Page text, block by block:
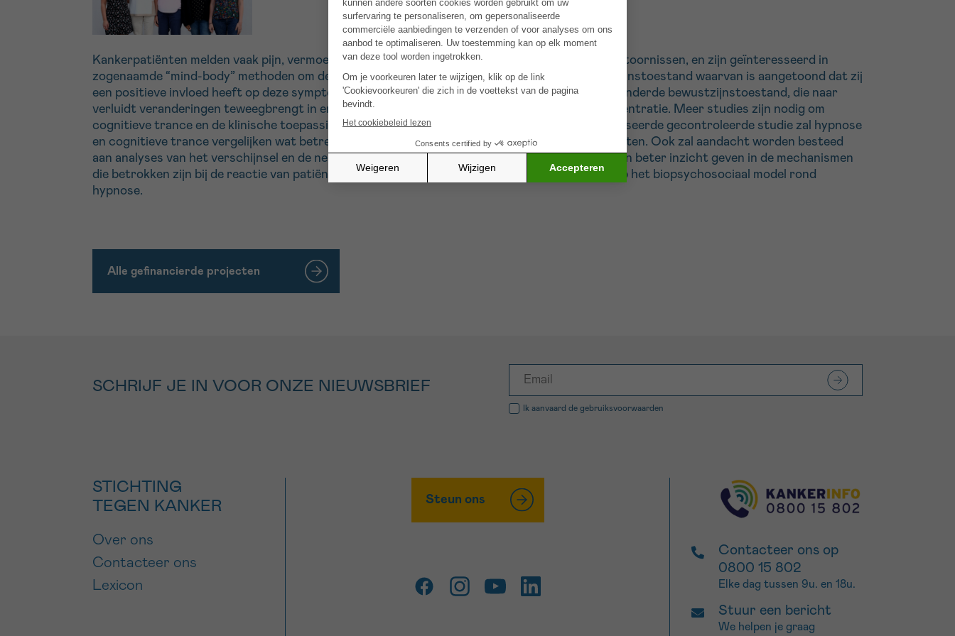
Kankerpatiënten melden vaak pijn, vermoeidheid, slaapproblemen, emotioneel leed, cognitieve stoornissen, en zijn geïnteresseerd in
zogenaamde “mind-body” methoden om deze te verlichten. Hypnose is een gewijzigde bewustzijnstoestand waarvan is aangetoond dat zij
een positieve invloed heeft op deze symptomen. Cognitieve trance is een andere vorm van veranderde bewustzijnstoestand, die naar
verluidt veranderingen teweegbrengt in emotionele regulatie, pijnperceptie, aandacht en concentratie. Meer studies zijn nodig om
cognitieve trance en de klinische toepassingen ervan beter te karakteriseren. Onze gerandomiseerde gecontroleerde studie zal hypnose
en cognitieve trance vergelijken wat betreft de voordelen voor de levenskwaliteit van de patiënten. Ook zal aandacht worden besteed
aan analyses van het verschijnsel en de neurofysiologischeaspecten ervan. Tenslotte zal het een beter inzicht geven in de mechanismen
die betrokken zijn bij de reactie van patiënten ( op hypnose of cognitieve trance), gebaseerd op het biopsychosociaal model rond
hypnose.
Alle gefinancierde projecten
SCHRIJF JE IN VOOR ONZE NIEUWSBRIEF
Ik aanvaard de gebruiksvoorwaarden
STICHTING
TEGEN KANKER
Over ons
Contacteer ons
Lexicon
Steun ons
Contacteer ons op
0800 15 802
Elke dag tussen 9u. en 18u.
Stuur een bericht
We helpen je graag